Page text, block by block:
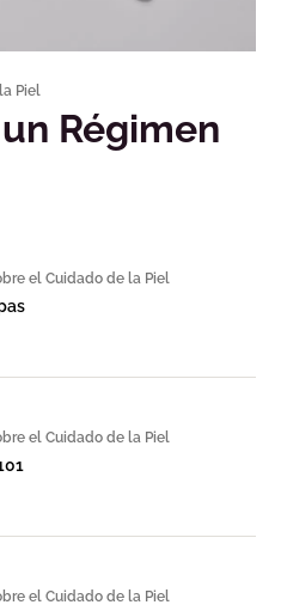
Piel
Régimen
el Cuidado de la Piel
el Cuidado de la Piel
el Cuidado de la Piel